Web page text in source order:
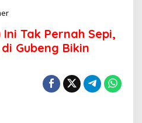
L
e
g
Ini Tak Pernah Sepi,
Gubeng Bikin